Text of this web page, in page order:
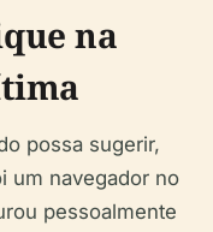
na
possa sugerir,
um navegador no
pessoalmente